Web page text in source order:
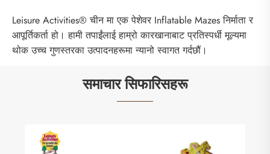
Leisure Activities® चीन मा एक पेशेवर Inflatable Mazes निर्माता र
आपूर्तिकर्ता हो। हामी तपाईंलाई हाम्रो कारखानाबाट प्रतिस्पर्धी मूल्यमा
थोक उच्च गुणस्तरका उत्पादनहरूमा न्यानो स्वागत गर्दछौं।
समाचार सिफारिसहरू